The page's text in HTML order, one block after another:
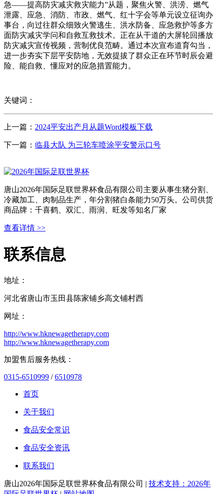
急——提高防灾减灾救灾能力”从题，聚焦火警、洪涝、燃气
泄露、应急、消防、市政、燃气、红十字会等单元设立征询办
事台，向过往群众细致火警逃生、洪水防备、应急救护等多方
面防灾减灾学问和自救互救技术。正在从干道的大屏轮回播放
防灾减灾宣传视频，营制优良范畴。通过本次宣布道育勾当，
进一步夯实下层平安防地，无效提拔了群众正在环节时辰会避
险、能自救、懂应对的应急措置能力。
关键词：
上一篇： 2024平安出产月从题Word模板下载
下一篇： 临县大队 为三轮车喷涂平安警示口号
唐山2026年国际足联世界杯食品有限公司主要从事生猪分割、
冷藏加工、肉制品生产，年分割猪白条能力50万头。公司供货
商品牌：千喜鹤、双汇、雨润、旺发等知名厂家
查看详情 >>
联系信息
地址：
河北省唐山市玉田县陈家铺乡高文铺村西
网址：
http://www.hknewagetherapy.com
http://www.hknewagetherapy.com
加盟售后服务热线：
0315-6510999 /6510978
首页
关于我们
食品安全常识
食品安全资讯
联系我们
唐山2026年国际足联世界杯食品有限公司 | 技术支持：2026年